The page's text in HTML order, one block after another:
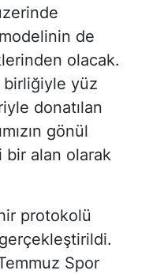
modelinin de
olacak.
yüz
donatılan
gönül
bir alan olarak
protokolü
Spor